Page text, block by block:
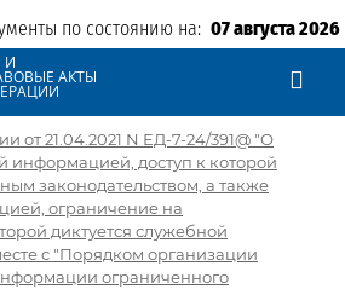
по состоянию на: 07 августа 2026
И
АКТЫ
от 21.04.2021 N ЕД-7-24/391@ "О
информацией, доступ к которой
законодательством, а также
ограничение на
диктуется служебной
с "Порядком организации
ограниченного